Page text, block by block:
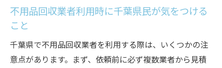
不用品回収業者利用時に千葉県民が気をつける
こと
千葉県で不用品回収業者を利用する際は、いくつかの注
意点があります。まず、依頼前に必ず複数業者から見積